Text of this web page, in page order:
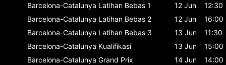
Barcelona-Catalunya Latihan Bebas 1 12 Jun
12:30
Barcelona-Catalunya Latihan Bebas 2 12 Jun
16:00
Barcelona-Catalunya Latihan Bebas 3 13 Jun
11:30
Barcelona-Catalunya Kualifikasi 13 Jun
15:00
Barcelona-Catalunya Grand Prix 14 Jun
14:00